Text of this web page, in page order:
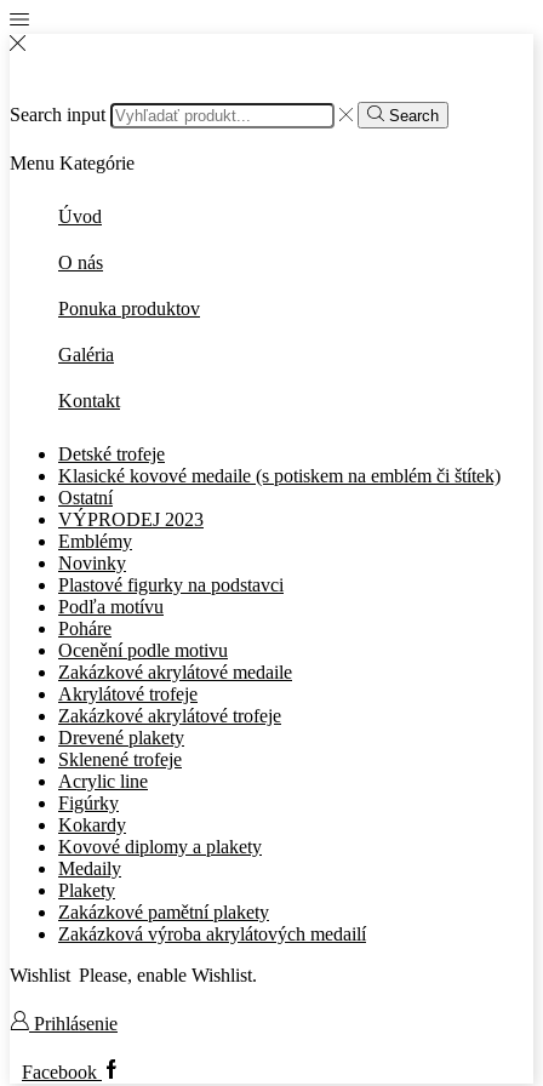
Search input Search
Menu Kategórie
Úvod
O nás
Ponuka produktov
Galéria
Kontakt
Detské trofeje
Klasické kovové medaile (s potiskem na emblém či štítek)
Ostatní
VÝPRODEJ 2023
Emblémy
Novinky
Plastové figurky na podstavci
Podľa motívu
Poháre
Ocenění podle motivu
Zakázkové akrylátové medaile
Akrylátové trofeje
Zakázkové akrylátové trofeje
Drevené plakety
Sklenené trofeje
Acrylic line
Figúrky
Kokardy
Kovové diplomy a plakety
Medaily
Plakety
Zakázkové pamětní plakety
Zakázková výroba akrylátových medailí
Wishlist Please, enable Wishlist.
Prihlásenie
Facebook